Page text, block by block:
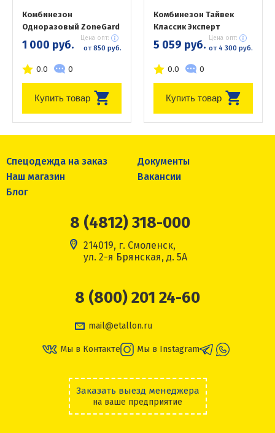
Комбинезон
Одноразовый ZoneGard
1 000 руб. Цена опт:
от 850 руб.
0.0 0
Купить товар
Комбинезон Тайвек
Классик Эксперт
5 059 руб. Цена опт:
от 4 300 руб.
0.0 0
Купить товар
Спецодежда на заказ
Документы
Наш магазин
Вакансии
Блог
8 (4812) 318-000
214019, г. Смоленск,
ул. 2-я Брянская, д. 5А
8 (800) 201 24-60
mail@etallon.ru
Мы в Контакте Мы в Instagram
Заказать выезд менеджера
на ваше предприятие